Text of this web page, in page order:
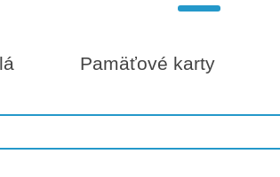
Pamäťové karty